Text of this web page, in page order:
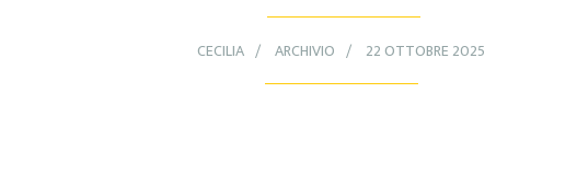
CECILIA ARCHIVIO 22 OTTOBRE 2025